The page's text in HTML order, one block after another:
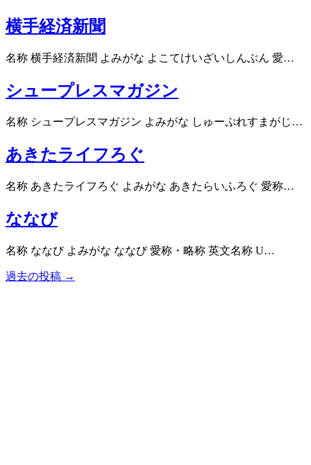
横手経済新聞
名称 横手経済新聞 よみがな よこてけいざいしんぶん 愛…
シュープレスマガジン
名称 シュープレスマガジン よみがな しゅーぷれすまがじ…
あきたライフろぐ
名称 あきたライフろぐ よみがな あきたらいふろぐ 愛称…
ななび
名称 ななび よみがな ななび 愛称・略称 英文名称 U…
過去の投稿 →